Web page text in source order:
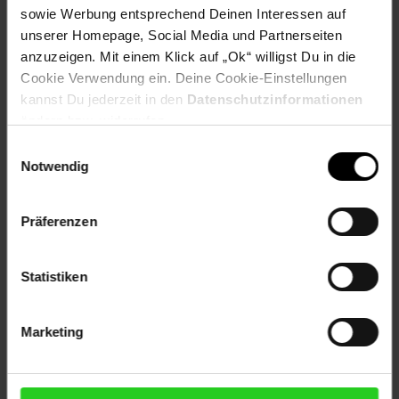
sowie Werbung entsprechend Deinen Interessen auf
unserer Homepage, Social Media und Partnerseiten
anzuzeigen. Mit einem Klick auf „Ok“ willigst Du in die
Cookie Verwendung ein. Deine Cookie-Einstellungen
kannst Du jederzeit in den Datenschutzinformationen
Notwendig
Präferenzen
Statistiken
Marketing
Tisch (L x B x H): ca. 60 x 50 x 51 cm
Stuhl (L x B x H): ca. 30 x 30 x 60 cm
Artikelnummer: 2275842000
EAN: 4260360010736
Artikel gehört zur Kategorie:Kindersitzmöbel